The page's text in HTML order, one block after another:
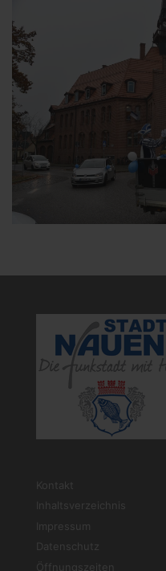
Kontakt
Inhaltsverzeichnis
Impressum
Datenschutz
Öffnungszeiten